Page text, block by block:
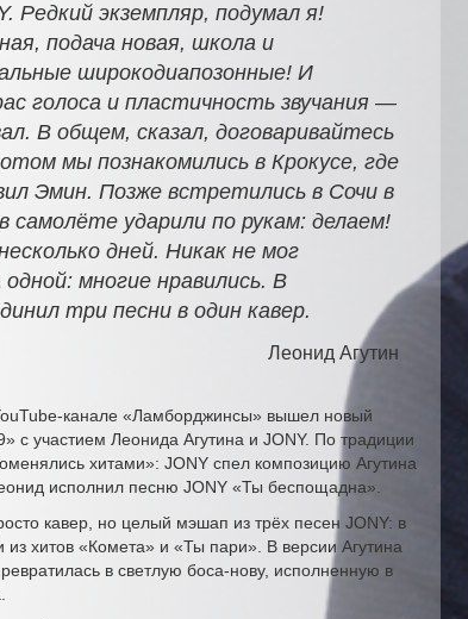
Редкий экземпляр, подумал я!
подача новая, школа и
широкодиапозонные! И
голоса и пластичность звучания —
В общем, сказал, договаривайтесь
мы познакомились в Крокусе, где
Эмин. Позже встретились в Сочи в
самолёте ударили по рукам: делаем!
дней. Никак не мог
многие нравились. В
три песни в один кавер.
Леонид Агутин
канале «Ламборджинсы» вышел новый
с участием Леонида Агутина и JONY. По традиции
хитами»: JONY спел композицию Агутина
исполнил песню JONY «Ты беспощадна».
кавер, но целый мэшап из трёх песен JONY: в
из хитов «Комета» и «Ты пари». В версии Агутина
в светлую боса-нову, исполненную в